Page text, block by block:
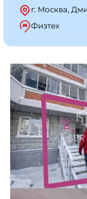
г. Москва,
Физтех